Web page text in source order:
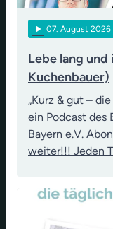
play_arrow 07. August
Lebe lang
Kuchenbauer)
„Kurz & gut –
ein Podcast des
Bayern e.V.
weiter!!! Jeden